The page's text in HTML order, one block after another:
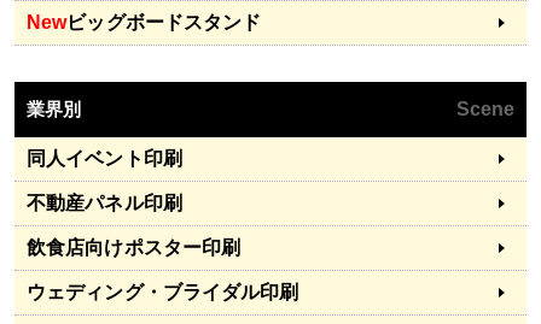
Newビッグボードスタンド
業界別 Scene
同人イベント印刷
不動産パネル印刷
飲食店向けポスター印刷
ウェディング・ブライダル印刷